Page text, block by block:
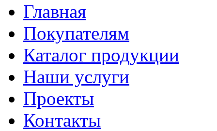
Главная
Покупателям
Каталог продукции
Наши услуги
Проекты
Контакты